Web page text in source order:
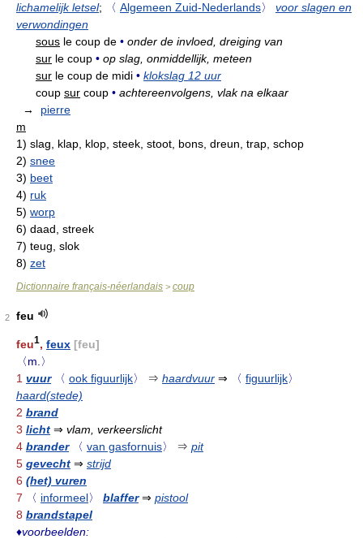
lichamelijk letsel; 〈 Algemeen Zuid-Nederlands〉
voor slagen en
verwondingen
sous le coup de • onder de invloed, dreiging van
sur le coup • op slag, onmiddellijk, meteen
sur le coup de midi • klokslag 12 uur
coup sur coup • achtereenvolgens, vlak na elkaar
→ pierre
m
1) slag, klap, klop, steek, stoot, bons, dreun, trap, schop
2) snee
3) beet
4) ruk
5) worp
6) daad, streek
7) teug, slok
8) zet
Dictionnaire français-néerlandais > coup
2 feu
feu1, feux [feu]
〈m.〉
1 vuur 〈 ook figuurlijk〉 ⇒ haardvuur ⇒ 〈 figuurlijk〉
haard(stede)
2 brand
3 licht ⇒ vlam, verkeerslicht
4 brander 〈 van gasfornuis〉 ⇒ pit
5 gevecht ⇒ strijd
6 (het) vuren
7
〈 informeel〉 blaffer⇒ pistool
8 brandstapel
♦voorbeelden: